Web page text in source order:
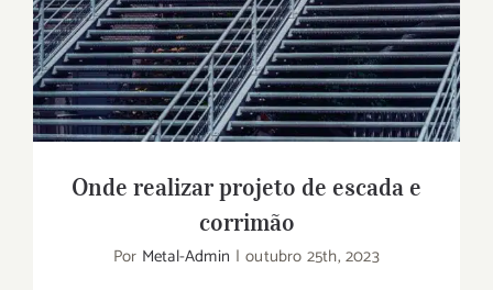
Onde realizar projeto de escada e
corrimão
Por Metal-Admin | outubro 25th, 2023